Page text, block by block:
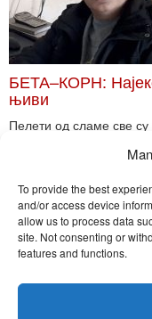
To provide the best
and/or access device
allow us to process data
site. Not consenting or
features and functions.
БЕТА–КОРН:
њиви
Пелети од сламе све
Sadržaj ovog sajta je